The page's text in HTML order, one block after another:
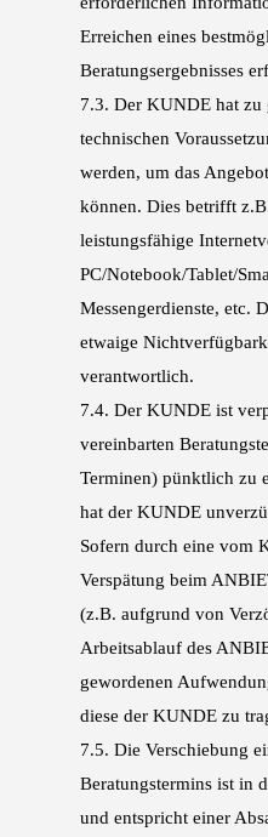
Erreichen eines
Beratungsergebnisses
7.3. Der KUNDE hat zu
technischen
werden, um das
können. Dies betrifft
leistungsfähige
PC/Notebook/Tablet/
Messengerdienste, etc.
etwaige
verantwortlich.
7.4. Der KUNDE ist
vereinbarten
Terminen) pünktlich zu
hat der KUNDE
Sofern durch eine vom
Verspätung beim
(z.B. aufgrund von
Arbeitsablauf des
gewordenen Auf
diese der KUNDE zu
7.5. Die Verschiebung
Beratungstermins ist in
und entspricht einer